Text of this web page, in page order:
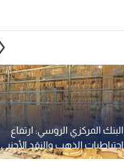
البنك المركزي الروسي: ارتفاع
احتياطيات الذهب والنقد الأجنبي
إلى 771 مليار دولار